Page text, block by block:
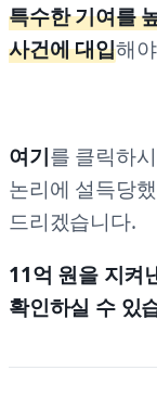
특수한 기여를
사건에 대입해
여기를 클릭하
논리에 설득당
드리겠습니다.
11억 원을 지켜
확인하실 수 있